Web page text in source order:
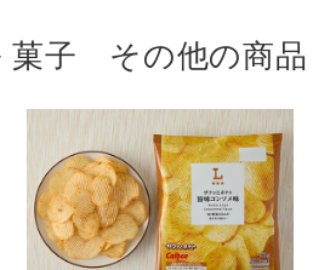
菓子 その他の商品